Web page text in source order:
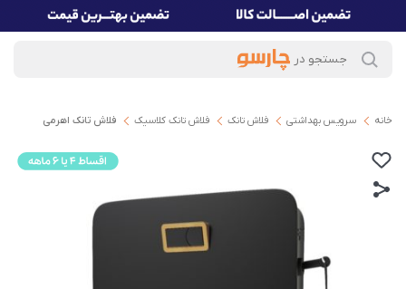
خانه سرویس بهداشتی فلاش تانک فلاش تانک کلاسیک فلاش تانک اهرمی